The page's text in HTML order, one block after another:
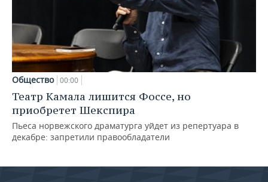
Общество 00:00
Театр Камала лишится Фоссе, но
приобретет Шекспира
Пьеса норвежского драматурга уйдет из репертуара в
декабре: запретили правообладатели